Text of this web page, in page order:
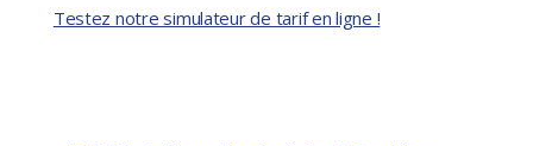
Testez notre simulateur de tarif en ligne !